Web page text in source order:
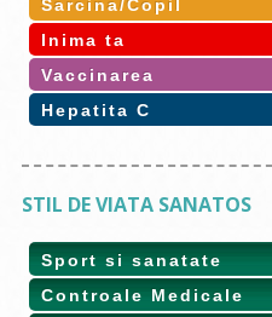
Sarcina/Copil
Inima ta
Vaccinarea
Hepatita C
STIL DE VIATA SANATOS
Sport si sanatate
Controale Medicale